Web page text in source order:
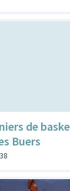
de
Buers
38